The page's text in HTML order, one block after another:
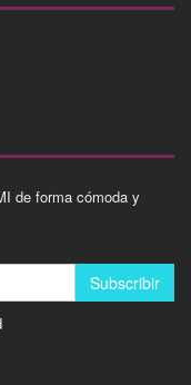
de forma cómoda y
Subscribir